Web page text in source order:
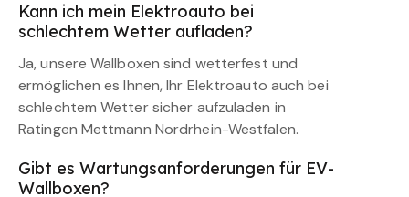
Kann ich mein Elektroauto bei
schlechtem Wetter aufladen?
Ja, unsere Wallboxen sind wetterfest und
ermöglichen es Ihnen, Ihr Elektroauto auch bei
schlechtem Wetter sicher aufzuladen in
Ratingen Mettmann Nordrhein-Westfalen.
Gibt es Wartungsanforderungen für EV-
Wallboxen?